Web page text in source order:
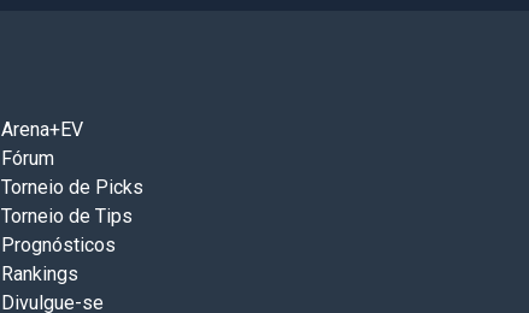
Arena+EV
Fórum
Torneio de Picks
Torneio de Tips
Prognósticos
Rankings
Divulgue-se